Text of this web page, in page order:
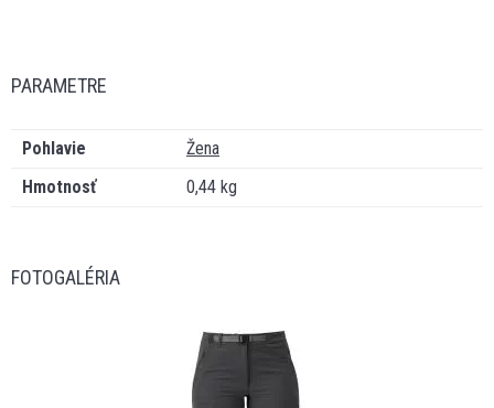
PARAMETRE
Pohlavie
Žena
Hmotnosť
0,44 kg
FOTOGALÉRIA